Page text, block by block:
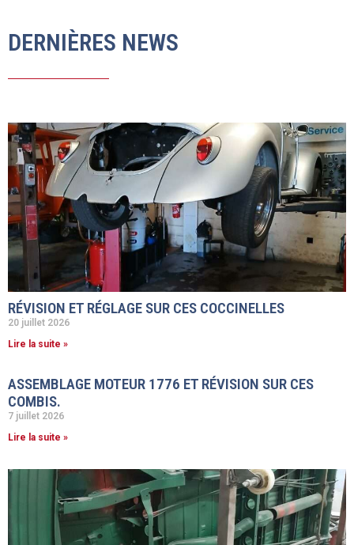
DERNIÈRES NEWS
RÉVISION ET RÉGLAGE SUR CES COCCINELLES
20 juillet 2026
Lire la suite »
ASSEMBLAGE MOTEUR 1776 ET RÉVISION SUR CES
COMBIS.
7 juillet 2026
Lire la suite »